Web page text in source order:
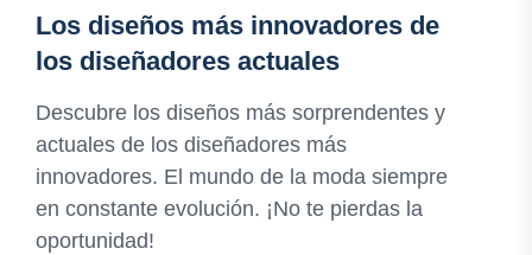
Los diseños más innovadores de
los diseñadores actuales
Descubre los diseños más sorprendentes y
actuales de los diseñadores más
innovadores. El mundo de la moda siempre
en constante evolución. ¡No te pierdas la
oportunidad!